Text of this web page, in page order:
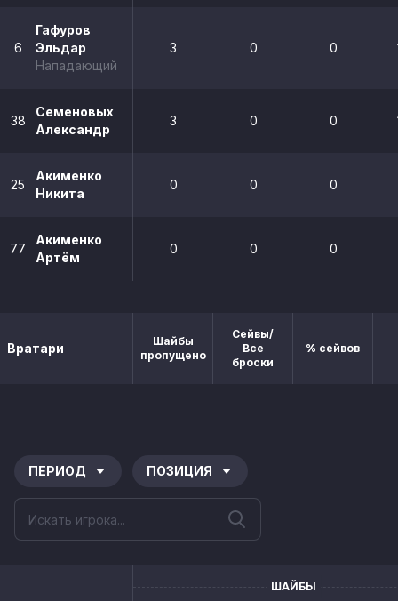
6
Гафуров
Эльдар
Нападающий
3 0 0
38
Семеновых
Александр
3 0 0
25
Акименко
Никита
0 0 0
77
Акименко
Артём
0 0 0
Вратари
Шайбы
пропущено
Сейвы/
Все
броски
% сейвов
ПЕРИОД ПОЗИЦИЯ
ШАЙБЫ